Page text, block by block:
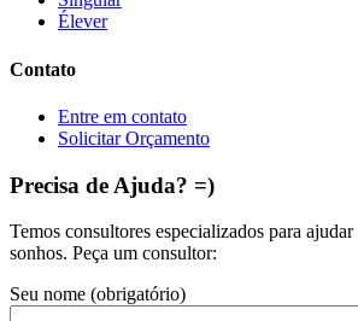
Élever
Contato
Entre em contato
Solicitar Orçamento
Precisa de Ajuda? =)
Temos consultores especializados para
sonhos. Peça um consultor:
Seu nome (obrigatório)